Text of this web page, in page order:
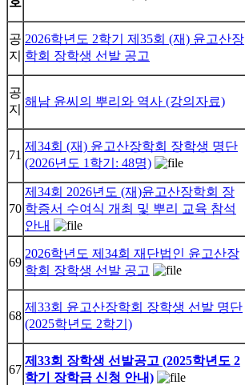
공
지
2026학년도 2학기 제35회 (재) 윤고산장
학회 장학생 선발 공고
공
지
해남 윤씨의 뿌리와 역사 (강의자료)
71
제34회 (재) 윤고산장학회 장학생 명단
(2026년도 1학기: 48명)
70
제34회 2026년도 (재)윤고산장학회 장
학증서 수여식 개최 및 뿌리 교육 참석
안내
69
2026학년도 제34회 재단법인 윤고산장
학회 장학생 선발 공고
68
제33회 윤고산장학회 장학생 선발 명단
(2025학년도 2학기)
67
제33회 장학생 선발공고 (2025학년도 2
학기 장학금 신청 안내)